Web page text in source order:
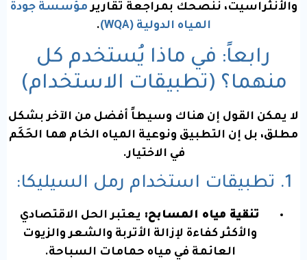
والأنثراسيت، ننصحك بمراجعة تقارير مؤسسة جودة
المياه الدولية (WQA)
.
رابعاً: في ماذا يُستخدم كل
منهما؟ (تطبيقات الاستخدام)
لا يمكن القول إن هناك وسيطاً أفضل من الآخر بشكل
مطلق، بل إن التطبيق ونوعية المياه الخام هما الحَكَم
في الاختيار.
1. تطبيقات استخدام رمل السيليكا:
تنقية مياه المسابح: يعتبر الحل الاقتصادي
والأكثر كفاءة لإزالة الأتربة والشعر والزيوت
العائمة في مياه حمامات السباحة.